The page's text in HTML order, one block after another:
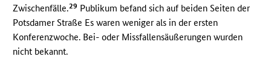
Zwischenfälle.29 Publikum befand sich auf beiden Seiten der
Potsdamer Straße Es waren weniger als in der ersten
Konferenzwoche. Bei- oder Missfallensäußerungen wurden
nicht bekannt.